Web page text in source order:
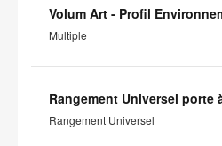
Multiple
Rangement Universel